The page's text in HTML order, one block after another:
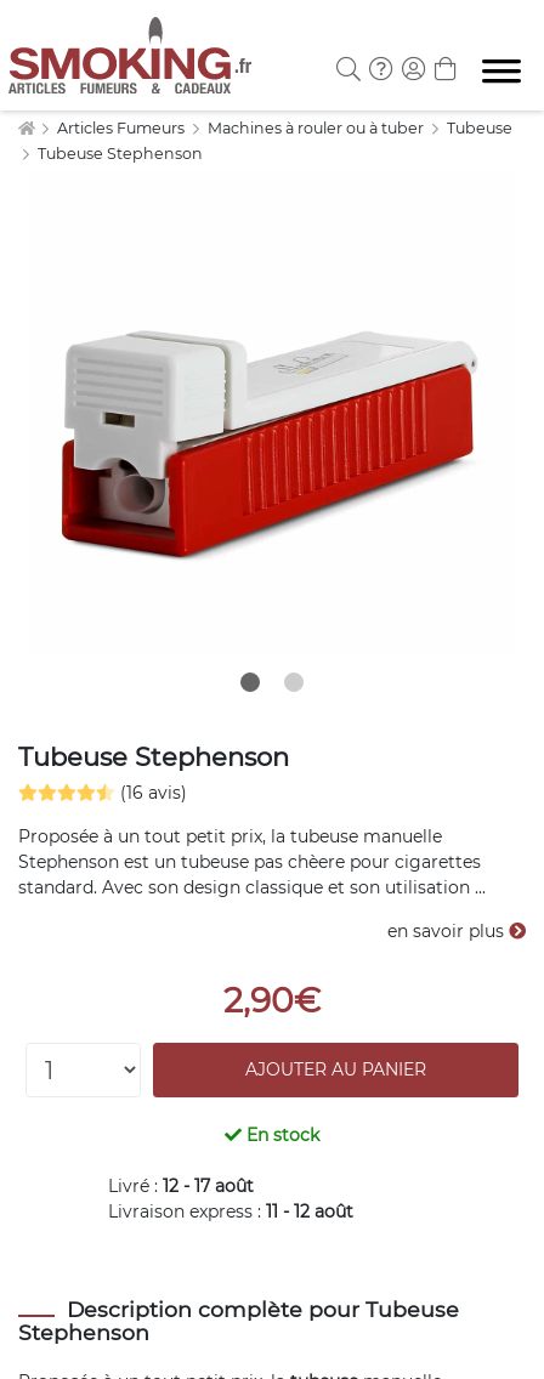
Articles Fumeurs Machines à rouler ou à tuber
Tubeuse
Tubeuse Stephenson
Tubeuse Stephenson
(16 avis)
Proposée à un tout petit prix, la tubeuse manuelle
Stephenson est un tubeuse pas chèere pour cigarettes
standard. Avec son design classique et son utilisation ...
en savoir plus
2,90€
En stock
Livré : 12 - 17 août
Livraison express : 11 - 12 août
Description complète pour Tubeuse
Stephenson